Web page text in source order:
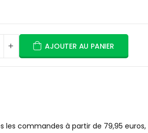
AJOUTER AU PANIER
les commandes à partir de 79,95 euros,